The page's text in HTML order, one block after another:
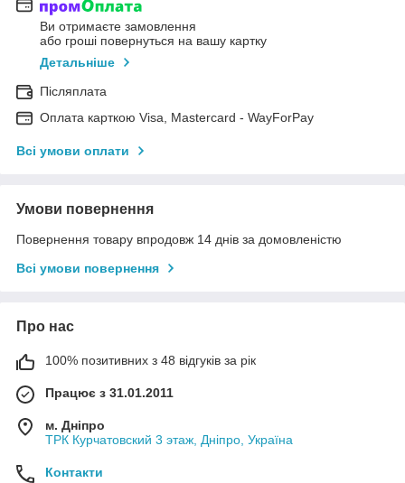
Ви отримаєте замовлення
або гроші повернуться на вашу картку
Детальніше
Післяплата
Оплата карткою Visa, Mastercard - WayForPay
Всі умови оплати
Умови повернення
Повернення товару впродовж 14 днів за домовленістю
Всі умови повернення
Про нас
100% позитивних з 48 відгуків за рік
Працює з 31.01.2011
м. Дніпро
ТРК Курчатовский 3 этаж, Дніпро, Україна
Контакти